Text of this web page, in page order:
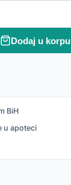
Dodaj u korpu
BiH
u apoteci